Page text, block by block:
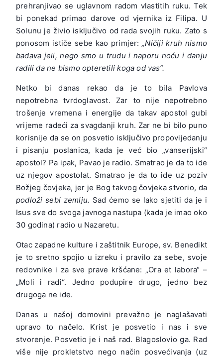
prehranjivao se uglavnom radom vlastitih ruku. Tek
bi ponekad primao darove od vjernika iz Filipa. U
Solunu je živio isključivo od rada svojih ruku. Zato s
ponosom ističe sebe kao primjer: „Ničiji kruh nismo
badava jeli, nego smo u trudu i naporu noću i danju
radili da ne bismo opteretili koga od vas“.
Netko bi danas rekao da je to bila Pavlova
nepotrebna tvrdoglavost. Zar to nije nepotrebno
trošenje vremena i energije da takav apostol gubi
vrijeme radeći za svagdanji kruh. Zar ne bi bilo puno
korisnije da se on posvetio isključivo propovijedanju
i pisanju poslanica, kada je već bio „vanserijski“
apostol? Pa ipak, Pavao je radio. Smatrao je da to ide
uz njegov apostolat. Smatrao je da to ide uz poziv
Božjeg čovjeka, jer je Bog takvog čovjeka stvorio, da
podloži sebi zemlju. Sad ćemo se lako sjetiti da je i
Isus sve do svoga javnoga nastupa (kada je imao oko
30 godina) radio u Nazaretu.
Otac zapadne kulture i zaštitnik Europe, sv. Benedikt
je to sretno spojio u izreku i pravilo za sebe, svoje
redovnike i za sve prave kršćane: „Ora et labora“ –
„Moli i radi“. Jedno podupire drugo, jedno bez
drugoga ne ide.
Danas u našoj domovini prevažno je naglašavati
upravo to načelo. Krist je posvetio i nas i sve
stvorenje. Posvetio je i naš rad. Blagoslovio ga. Rad
više nije prokletstvo nego način posvećivanja (uz